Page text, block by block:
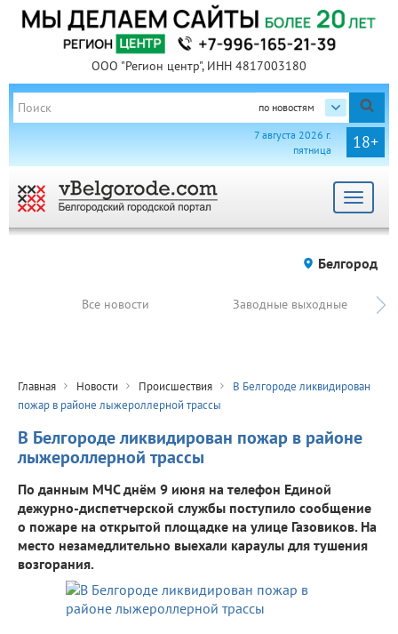
ООО "Регион центр", ИНН 4817003180
по новостям
18+
7 августа 2026 г.
пятница
Toggle
Белгород
Все новости Заводные выходные
Главная Новости Происшествия
В Белгороде ликвидирован
пожар в районе лыжероллерной трассы
В Белгороде ликвидирован пожар в районе
лыжероллерной трассы
По данным МЧС днём 9 июня на телефон Единой
дежурно-диспетчерской службы поступило сообщение
о пожаре на открытой площадке на улице Газовиков. На
место незамедлительно выехали караулы для тушения
возгорания.